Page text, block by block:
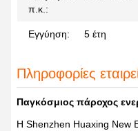
π.κ.:
Εγγύηση: 5 έτη
Πληροφορίες
Παγκόσμιος πάροχος
Η Shenzhen Huaxing New